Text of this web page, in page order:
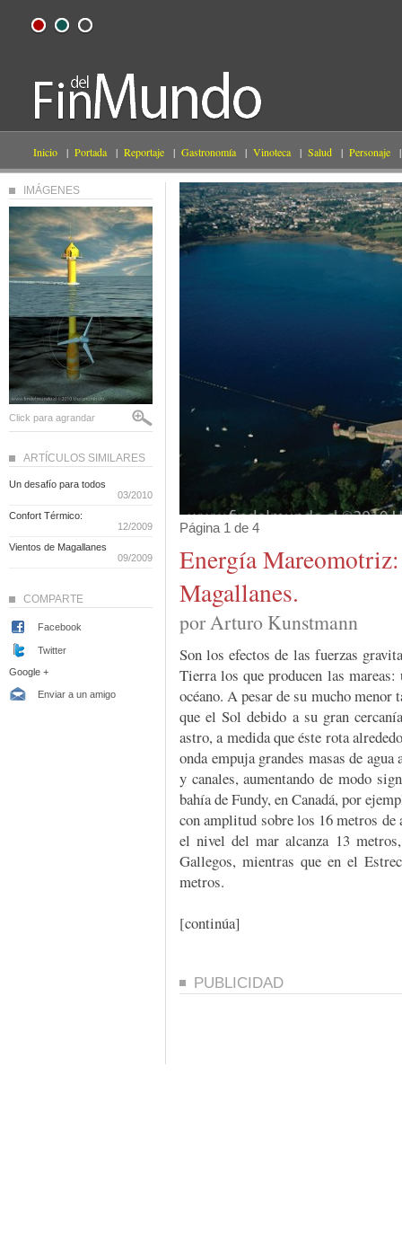
Inicio | Portada | Reportaje | Gastronomía | Vinoteca | Salud | Personaje |
Página 1 de 4
Energía
Magallanes.
por Arturo Kunstmann
Son los efectos de las fuerzas
Tierra los que producen las
océano. A pesar de su mucho menor
que el Sol debido a su gran
astro, a medida que éste rota
onda empuja grandes masas de
y canales, aumentando de modo
bahía de Fundy, en Canadá, por
con amplitud sobre los 16 metros
el nivel del mar alcanza 13
Gallegos, mientras que en el
metros.
[continúa]
PUBLICIDAD
IMÁGENES
Click para agrandar
ARTÍCULOS SIMILARES
Un desafío para todos
03/2010
Confort Térmico:
12/2009
Vientos de Magallanes
09/2009
COMPARTE
Facebook
Twitter
Google +
Enviar a un amigo